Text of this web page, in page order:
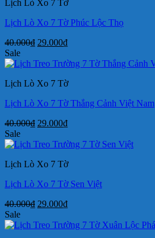
Lịch Lò Xo 7 Tờ
Lịch Lò Xo 7 Tờ Phúc Lộc Thọ
40.000₫ Giá
là:
29.000₫Giá
tại
29.000₫.
Sale
Lịch Lò Xo 7 Tờ
Lịch Lò Xo 7 Tờ Thắng Cảnh Việt Nam
40.000₫ Giá
là:
29.000₫Giá
tại
29.000₫.
Sale
Lịch Lò Xo 7 Tờ
Lịch Lò Xo 7 Tờ Sen Việt
40.000₫ Giá
là:
29.000₫Giá
tại
Sale